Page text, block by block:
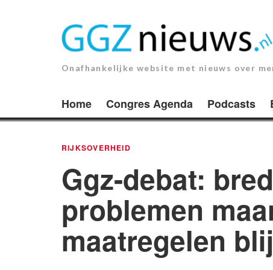
Onafhankelijke website met nieuws over
Home Congres Agenda Podcasts
RIJKSOVERHEID
Ggz-debat:
problemen
maatregelen